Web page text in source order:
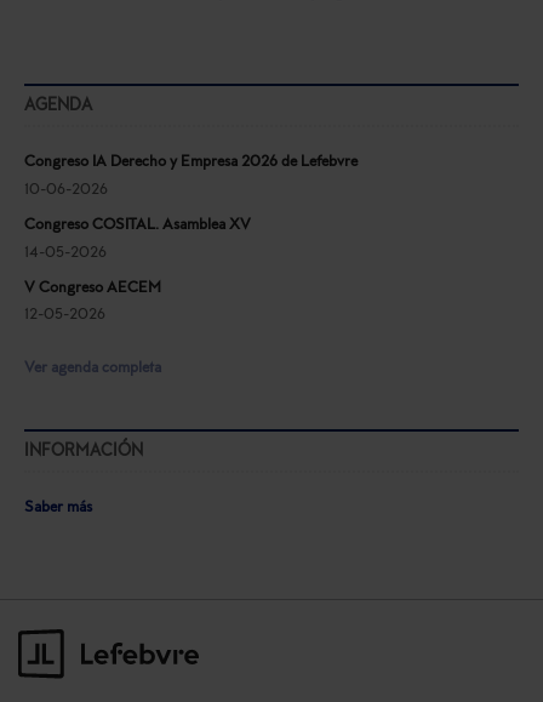
AGENDA
Congreso IA Derecho y Empresa 2026 de Lefebvre
10-06-2026
Congreso COSITAL. Asamblea XV
14-05-2026
V Congreso AECEM
12-05-2026
Ver agenda completa
INFORMACIÓN
Saber más